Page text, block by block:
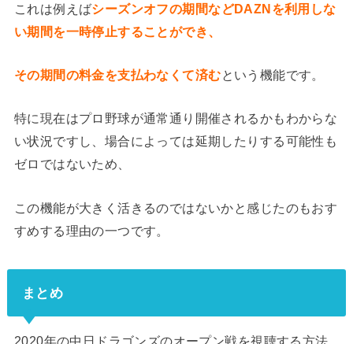
これは例えばシーズンオフの期間などDAZNを利用しな
い期間を一時停止することができ、
その期間の料金を支払わなくて済むという機能です。
特に現在はプロ野球が通常通り開催されるかもわからな
い状況ですし、場合によっては延期したりする可能性も
ゼロではないため、
この機能が大きく活きるのではないかと感じたのもおす
すめする理由の一つです。
まとめ
2020年の中日ドラゴンズのオープン戦を視聴する方法